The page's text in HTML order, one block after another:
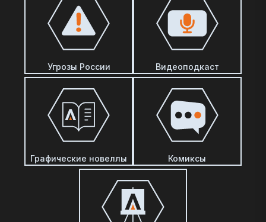
Угрозы России Видеоподкаст
Графические новеллы Комиксы